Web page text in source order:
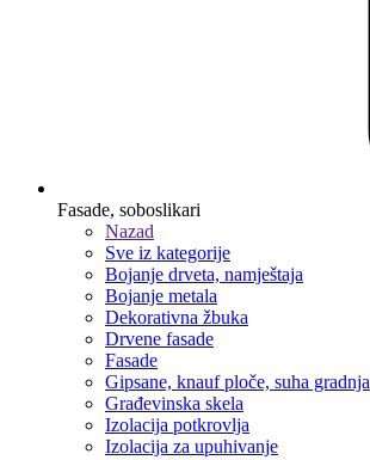
Fasade, soboslikari
Nazad
Sve iz kategorije
Bojanje drveta, namještaja
Bojanje metala
Dekorativna žbuka
Drvene fasade
Fasade
Gipsane, knauf ploče, suha gradnja
Građevinska skela
Izolacija potkrovlja
Izolacija za upuhivanje